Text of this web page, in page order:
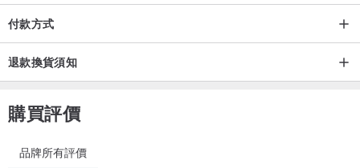
付款方式
退款換貨須知
購買評價
品牌所有評價